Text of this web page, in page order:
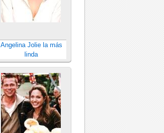
Angelina Jolie la más
linda